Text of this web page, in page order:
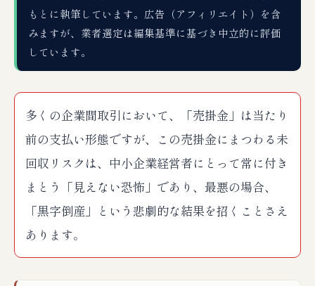
もとに執筆しています。広告（アフィリエイト）を含
みますが、業者選定は編集基準に基づき中立的に評価
しています。
多くの企業間取引において、「売掛金」は当たり
前の支払い形態ですが、この売掛金にまつわる未
回収リスクは、中小企業経営者にとって常に付き
まとう「見えない恐怖」であり、最悪の場合、
「黒字倒産」という悲劇的な結果を招くことさえ
あります。